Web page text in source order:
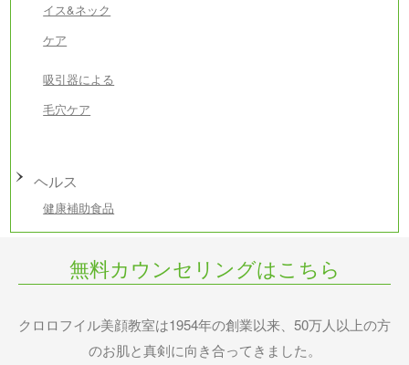
イス&ネック
ケア
吸引器による
毛穴ケア
ヘルス
健康補助食品
無料カウンセリングはこちら
クロロフイル美顔教室は1954年の創業以来、50万人以上の方
のお肌と真剣に向き合ってきました。